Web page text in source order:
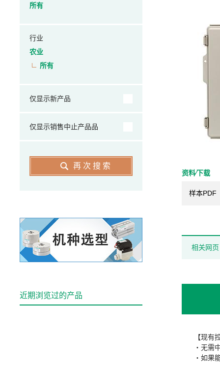
资料⁄下载
样本PDF
相关网页
【现有
・无需
・如果
所有
行业
农业
所有
仅显示新产品
仅显示销售中止产品品
再次搜索
近期浏览过的产品